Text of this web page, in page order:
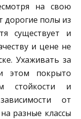
на свою
дорогие полы из
существует и
и цене не
Ухаживать за
этом покрыто
стойкости и
от
разные классы